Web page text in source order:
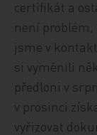
certifikát a
není problém,
jsme v
si vyměnili
předloni v
v prosinci
vyřizovat